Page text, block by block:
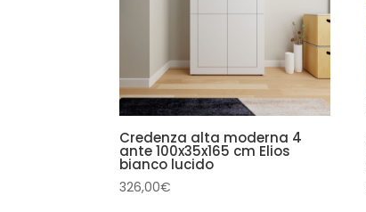
Credenza alta moderna 4
ante 100x35x165 cm Elios
bianco lucido
326,00€